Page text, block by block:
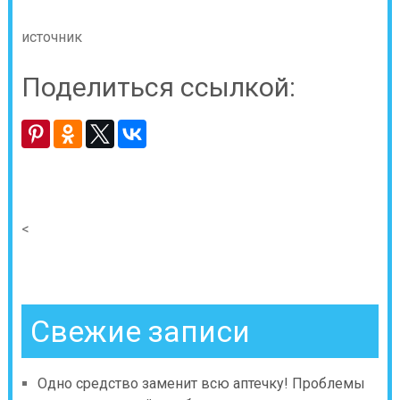
источник
Поделиться ссылкой:
<
Свежие записи
Одно средство заменит всю аптечку! Проблемы